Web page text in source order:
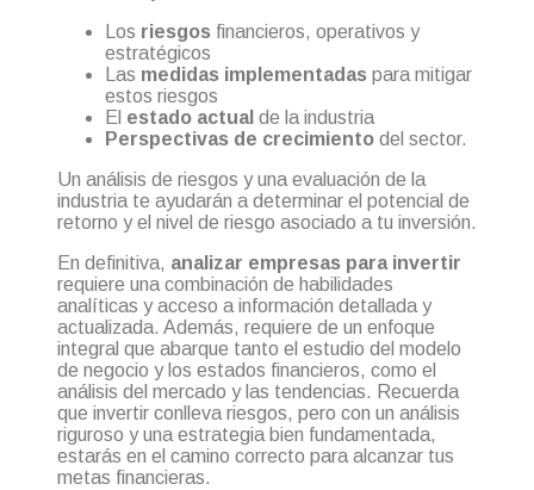
Los riesgos financieros, operativos y
estratégicos
Las medidas implementadas para mitigar
estos riesgos
El estado actual de la industria
Perspectivas de crecimiento del sector.
Un análisis de riesgos y una evaluación de la
industria te ayudarán a determinar el potencial de
retorno y el nivel de riesgo asociado a tu inversión.
En definitiva, analizar empresas para invertir
requiere una combinación de habilidades
analíticas y acceso a información detallada y
actualizada. Además, requiere de un enfoque
integral que abarque tanto el estudio del modelo
de negocio y los estados financieros, como el
análisis del mercado y las tendencias. Recuerda
que invertir conlleva riesgos, pero con un análisis
riguroso y una estrategia bien fundamentada,
estarás en el camino correcto para alcanzar tus
metas financieras.